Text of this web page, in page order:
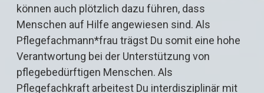
können auch plötzlich dazu führen, dass
Menschen auf Hilfe angewiesen sind. Als
Pflegefachmann*frau trägst Du somit eine hohe
Verantwortung bei der Unterstützung von
pflegebedürftigen Menschen. Als
Pflegefachkraft arbeitest Du interdisziplinär mit